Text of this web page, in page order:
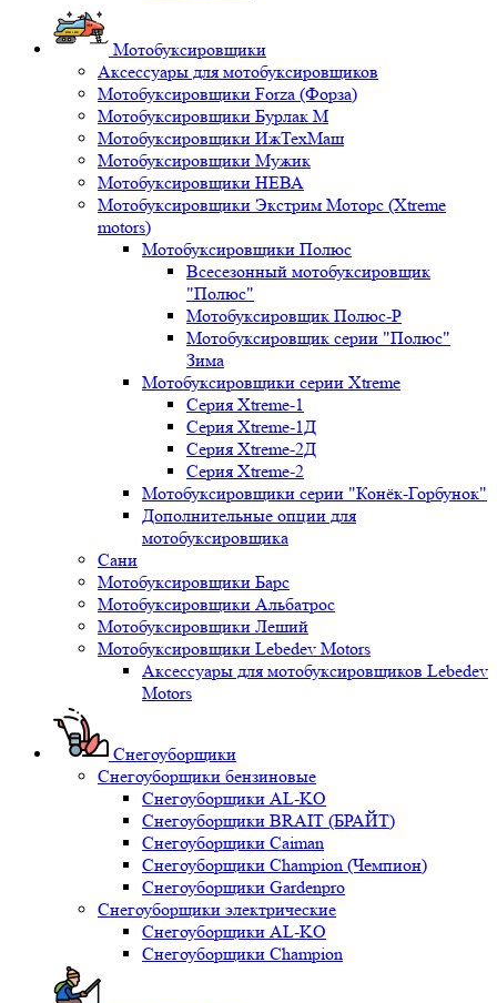
Мотобуксировщики
Аксессуары для мотобуксировщиков
Мотобуксировщики Forza (Форза)
Мотобуксировщики Бурлак М
Мотобуксировщики ИжТехМаш
Мотобуксировщики Мужик
Мотобуксировщики НЕВА
Мотобуксировщики Экстрим Моторс (Xtreme
motors)
Мотобуксировщики Полюс
Всесезонный мотобуксировщик
"Полюс"
Мотобуксировщик Полюс-Р
Мотобуксировщик серии "Полюс"
Зима
Мотобуксировщики серии Xtreme
Серия Xtreme-1
Серия Xtreme-1Д
Серия Xtreme-2Д
Серия Xtreme-2
Мотобуксировщики серии "Конёк-Горбунок"
Дополнительные опции для
мотобуксировщика
Сани
Мотобуксировщики Барс
Мотобуксировщики Альбатрос
Мотобуксировщики Леший
Мотобуксировщики Lebedev Motors
Аксессуары для мотобуксировщиков Lebedev
Motors
Снегоуборщики
Снегоуборщики бензиновые
Снегоуборщики AL-KO
Снегоуборщики BRAIT (БРАЙТ)
Снегоуборщики Caiman
Снегоуборщики Champion (Чемпион)
Снегоуборщики Gardenpro
Снегоуборщики электрические
Снегоуборщики AL-KO
Снегоуборщики Champion